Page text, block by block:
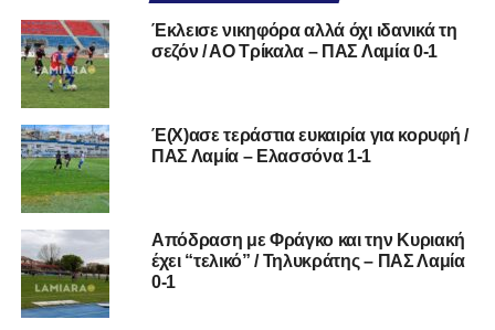
Έκλεισε νικηφόρα αλλά όχι ιδανικά τη
σεζόν / ΑΟ Τρίκαλα – ΠΑΣ Λαμία 0-1
Έ(Χ)ασε τεράστια ευκαιρία για κορυφή /
ΠΑΣ Λαμία – Ελασσόνα 1-1
Απόδραση με Φράγκο και την Κυριακή
έχει “τελικό” / Τηλυκράτης – ΠΑΣ Λαμία
0-1